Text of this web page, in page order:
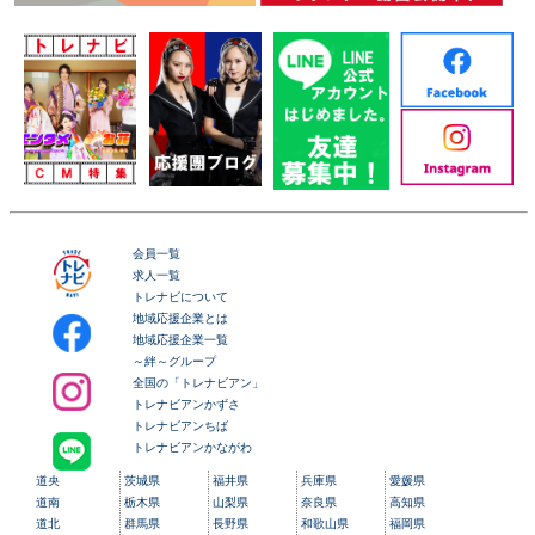
会員一覧
求人一覧
トレナビについて
地域応援企業とは
地域応援企業一覧
～絆～グループ
全国の「トレナビアン」
トレナビアンかずさ
トレナビアンちば
トレナビアンかながわ
道央
道南
道北
茨城県
栃木県
群馬県
福井県
山梨県
長野県
兵庫県
奈良県
和歌山県
愛媛県
高知県
福岡県